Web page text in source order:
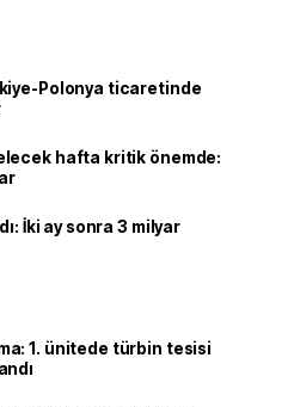
Polonya ticaretinde
hafta kritik önemde:
İki ay sonra 3 milyar
1. ünitede türbin tesisi